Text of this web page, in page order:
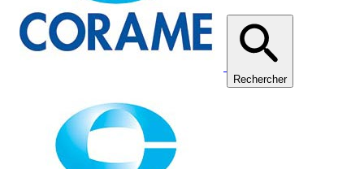
Rechercher